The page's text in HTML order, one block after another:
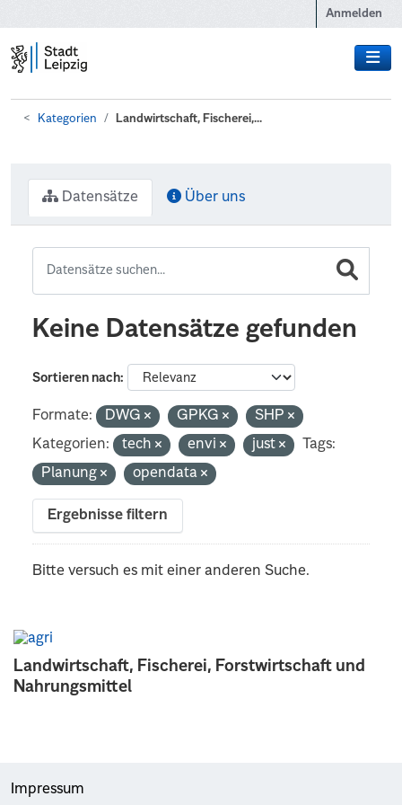
Anmelden
Kategorien Landwirtschaft, Fischerei,...
Landwirtschaft, Fischerei, Forstwirtschaft und
Nahrungsmittel
Datensätze Über uns
Keine Datensätze gefunden
Sortieren nach
Formate: DWG GPKG
SHP
Kategorien:
tech envi just
Tags:
Planung
opendata
Ergebnisse filtern
Bitte versuch es mit einer anderen Suche.
Impressum